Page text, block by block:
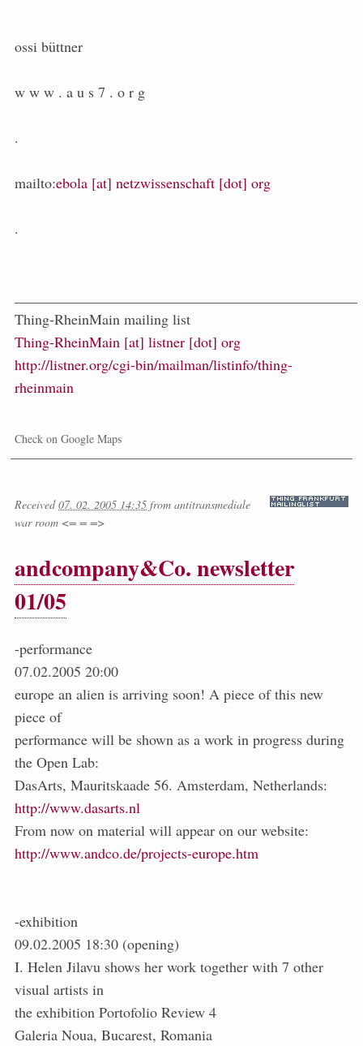
ossi büttner
w w w . a u s 7 . o r g
.
mailto:ebola [at] netzwissenschaft [dot] org
.
Thing-RheinMain mailing list
Thing-RheinMain [at] listner [dot] org
http://listner.org/cgi-bin/mailman/listinfo/thing-
rheinmain
Check on Google Maps
Received07. 02. 2005 14:35 from antitransmediale
war room <= = =>
andcompany&Co. newsletter
01/05
-performance
07.02.2005 20:00
europe an alien is arriving soon! A piece of this new
piece of
performance will be shown as a work in progress during
the Open Lab:
DasArts, Mauritskaade 56. Amsterdam, Netherlands:
http://www.dasarts.nl
From now on material will appear on our website:
http://www.andco.de/projects-europe.htm
-exhibition
09.02.2005 18:30 (opening)
I. Helen Jilavu shows her work together with 7 other
visual artists in
the exhibition Portofolio Review 4
Galeria Noua, Bucarest, Romania